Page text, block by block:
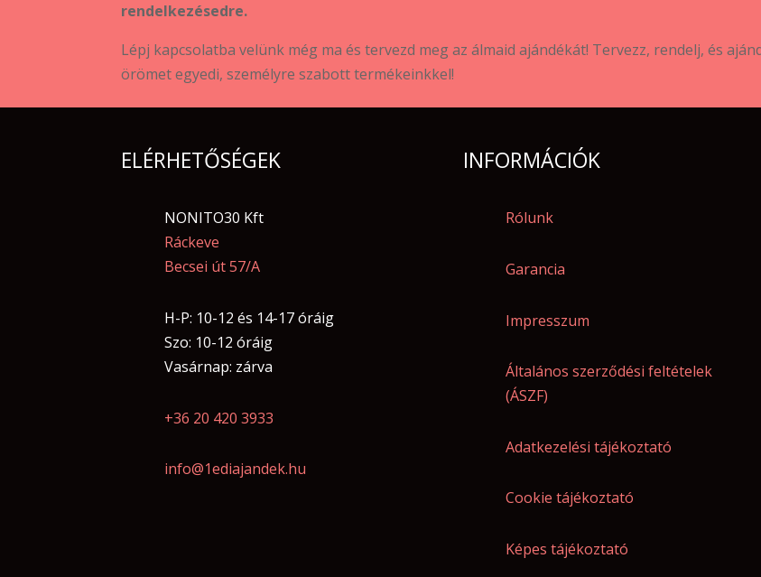
rendelkezésedre.
Lépj kapcsolatba velünk még ma és tervezd meg az álmaid ajándékát! Tervezz, rendelj, és
örömet egyedi, személyre szabott termékeinkkel!
ELÉRHETŐSÉGEK
NONITO30 Kft
Ráckeve
Becsei út 57/A
H-P: 10-12 és 14-17 óráig
Szo: 10-12 óráig
Vasárnap: zárva
+36 20 420 3933
info@1ediajandek.hu
INFORMÁCIÓK
Rólunk
Garancia
Impresszum
Általános szerződési feltételek
(ÁSZF)
Adatkezelési tájékoztató
Cookie tájékoztató
Képes tájékoztató